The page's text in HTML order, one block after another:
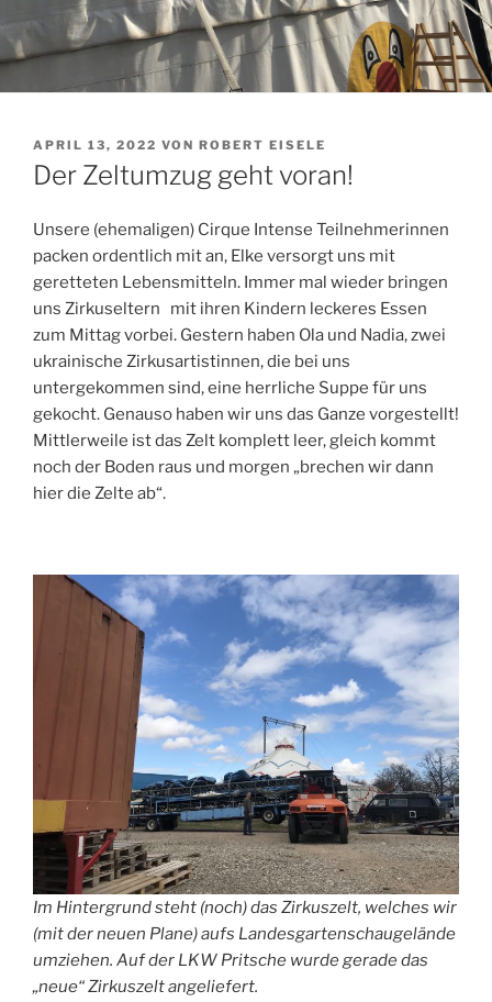
VERÖFFENTLICHT
AM
APRIL 13, 2022 VON ROBERT EISELE
Der Zeltumzug geht voran!
Unsere (ehemaligen) Cirque Intense Teilnehmerinnen
packen ordentlich mit an, Elke versorgt uns mit
geretteten Lebensmitteln. Immer mal wieder bringen
uns Zirkuseltern mit ihren Kindern leckeres Essen
zum Mittag vorbei. Gestern haben Ola und Nadia, zwei
ukrainische Zirkusartistinnen, die bei uns
untergekommen sind, eine herrliche Suppe für uns
gekocht. Genauso haben wir uns das Ganze vorgestellt!
Mittlerweile ist das Zelt komplett leer, gleich kommt
noch der Boden raus und morgen „brechen wir dann
hier die Zelte ab“.
Im Hintergrund steht (noch) das Zirkuszelt, welches wir
(mit der neuen Plane) aufs Landesgartenschaugelände
umziehen. Auf der LKW Pritsche wurde gerade das
„neue“ Zirkuszelt angeliefert.